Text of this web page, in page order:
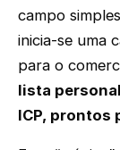
campo
inicia-se uma
para o
lista
ICP, prontos